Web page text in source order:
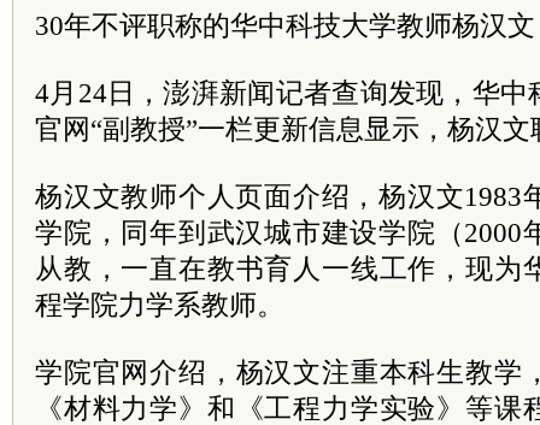
30年不评职称的华中科技大学教师杨汉
4月24日，澎湃新闻记者查询发现，华
官网“副教授”一栏更新信息显示，杨汉
杨汉文教师个人页面介绍，杨汉文1983
学院，同年到武汉城市建设学院（2000
从教，一直在教书育人一线工作，现为
程学院力学系教师。
学院官网介绍，杨汉文注重本科生教学
《材料力学》和《工程力学实验》等